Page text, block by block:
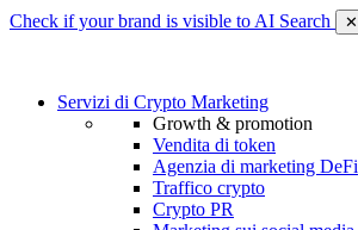
Check if your brand is visible to AI Search ✕
Servizi di Crypto Marketing
Growth & promotion
Vendita di token
Agenzia di marketing DeFi
Traffico crypto
Crypto PR